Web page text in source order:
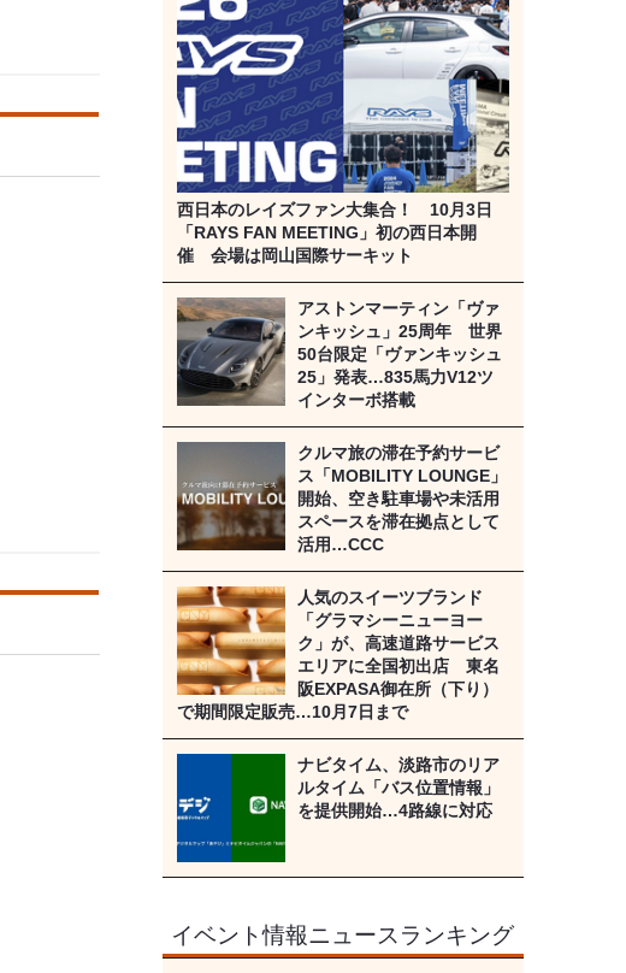
西日本のレイズファン大集合！ 10月3日
「RAYS FAN MEETING」初の西日本開
催 会場は岡山国際サーキット
アストンマーティン「ヴァ
ンキッシュ」25周年 世界
50台限定「ヴァンキッシュ
25」発表…835馬力V12ツ
インターボ搭載
クルマ旅の滞在予約サービ
ス「MOBILITY LOUNGE」
開始、空き駐車場や未活用
スペースを滞在拠点として
活用…CCC
人気のスイーツブランド
「グラマシーニューヨー
ク」が、高速道路サービス
エリアに全国初出店 東名
阪EXPASA御在所（下り）
で期間限定販売…10月7日まで
ナビタイム、淡路市のリア
ルタイム「バス位置情報」
を提供開始…4路線に対応
イベント情報ニュースランキング